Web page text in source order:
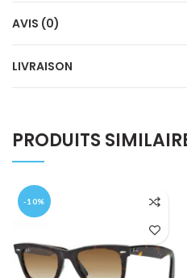
AVIS (0)
LIVRAISON
PRODUITS
-10%